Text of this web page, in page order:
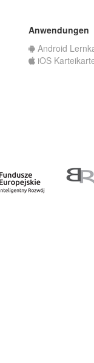
Anwendungen
Android
iOS